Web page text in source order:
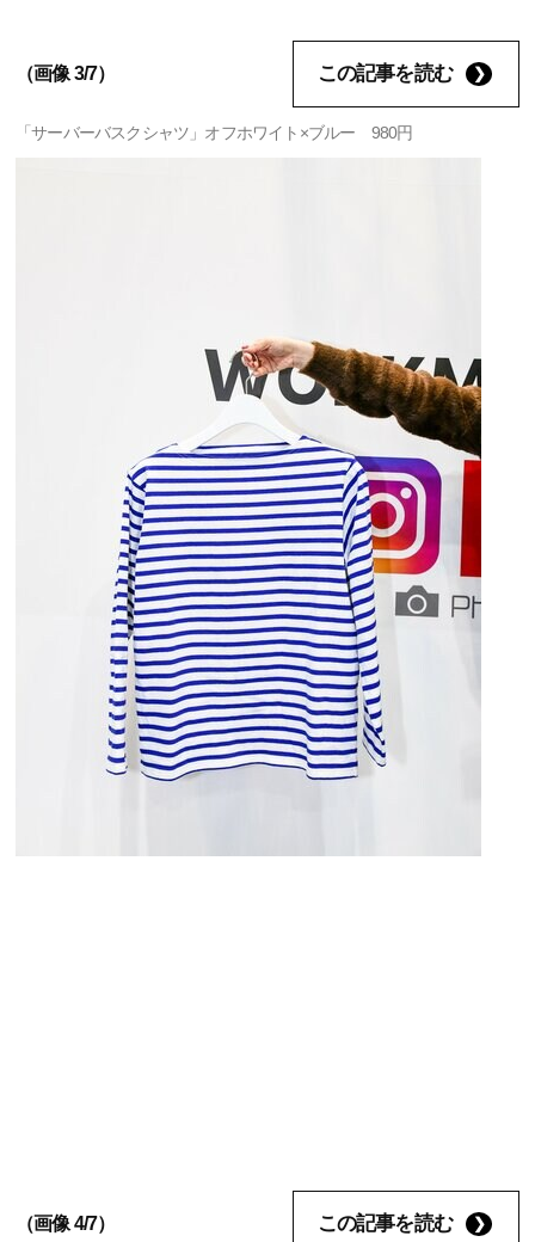
（画像 3/7） この記事を読む
「サーバーバスクシャツ」オフホワイト×ブルー 980円
（画像 4/7） この記事を読む